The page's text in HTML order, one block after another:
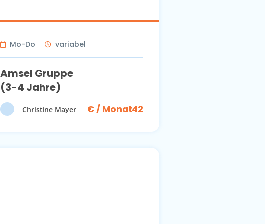
Mo-Do variabel
Amsel Gruppe
(3-4 Jahre)
Christine Mayer € / Monat42